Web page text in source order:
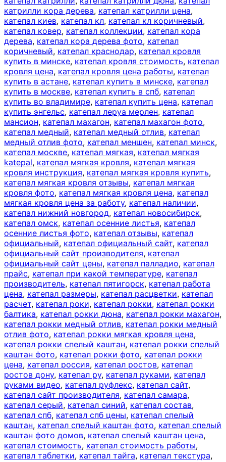
катрилли кора дерева, катепал катрилли цена,
катепал киев, катепал кл, катепал кл коричневый,
катепал ковер, катепал коллекции, катепал кора
дерева, катепал кора дерева фото, катепал
коричневый, катепал краснодар, катепал кровля
купить в минске, катепал кровля стоимость, катепал
кровля цена, катепал кровля цена работы, катепал
купить в астане, катепал купить в минске, катепал
купить в москве, катепал купить в спб, катепал
купить во владимире, катепал купить цена, катепал
купить энгельс, катепал леруа мерлен, катепал
мансион, катепал махагон, катепал махагон фото,
катепал медный, катепал медный отлив, катепал
медный отлив фото, катепал меншен, катепал минск,
катепал москве, катепал мягкая, катепал мягкая
katepal, катепал мягкая кровля, катепал мягкая
кровля инструкция, катепал мягкая кровля купить,
катепал мягкая кровля отзывы, катепал мягкая
кровля фото, катепал мягкая кровля цена, катепал
мягкая кровля цена за работу, катепал наличии,
катепал нижний новгород, катепал новосибирск,
катепал омск, катепал осенние листья, катепал
осенние листья фото, катепал отзывы, катепал
официальный, катепал официальный сайт, катепал
официальный сайт производителя, катепал
официальный сайт цены, катепал палладио, катепал
прайс, катепал при какой температуре, катепал
производитель, катепал пятигорск, катепал работа
цена, катепал размеры, катепал расцветки, катепал
расчет, катепал роки, катепал рокки, катепал рокки
балтика, катепал рокки дюна, катепал рокки махагон,
катепал рокки медный отлив, катепал рокки медный
отлив фото, катепал рокки мягкая кровля цена,
катепал рокки спелый каштан, катепал рокки спелый
каштан фото, катепал рокки фото, катепал рокки
цена, катепал россия, катепал ростов, катепал
ростов дону, катепал ру, катепал руками, катепал
руками видео, катепал руфлекс, катепал сайт,
катепал сайт производителя, катепал самара,
катепал серый, катепал синий, катепал состав,
катепал спб, катепал спб цены, катепал спелый
каштан, катепал спелый каштан фото, катепал спелый
каштан фото домов, катепал спелый каштан цена,
катепал стоимость, катепал стоимость работы,
катепал таблетки, катепал тайга, катепал текстура,